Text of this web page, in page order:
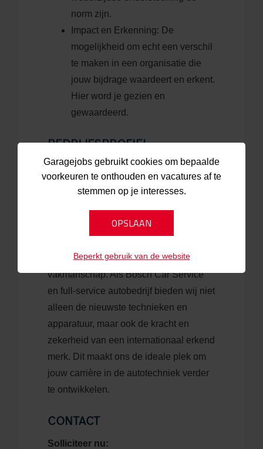
norm zijn.
Impact en Erkenning: De
mogelijkheid om echt een verschil
te maken in een organisatie die
jouw bijdrage waardeert en erkent.
Hier word je gezien en
gewaardeerd.
BEDRIJFSPROFIEL
Over ons:
Al sinds 1987 zijn wij actief in de
automotive branche als een echt
familiebedrijf. Bij Adrie van Leijsen
persoonlijke aandacht, en
vakmanschap. Als Bosch Car Service
en full-service autobedrijf bieden wij niet
alleen de nieuwste technieken en
apparatuur, maar ook de kracht en
zekerheid van een internationaal erkend
merk. Dit maakt ons de ideale plek om
jouw carrière in de autotechniek verder
te ontwikkelen.
CONTACT
Solliciteer nu:
Garagejobs gebruikt cookies om bepaalde
voorkeuren te onthouden en vacatures af te
stemmen op je interesses.
Beperkt gebruik van de website